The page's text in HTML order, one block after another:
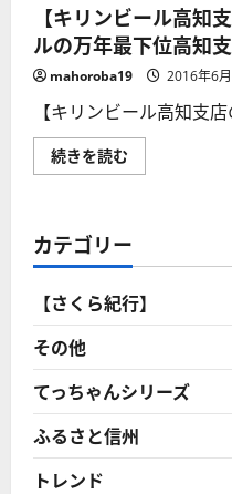
【キリンビール高
ルの万年最下位高知
mahoroba19 2016年6
【キリンビール高知支
続きを読む
リ
高
知
店
の
奇
リ
ン
ビ
ー
ル
の
万
カテゴリー
【さくら紀行】
その他
てっちゃんシリーズ
ふるさと信州
トレンド